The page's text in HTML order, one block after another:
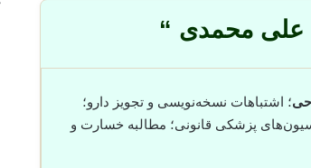
علی محمدی “
؛ اشتباهات نسخه‌نویسی و تجویز دارو؛
پزشکی قانونی؛ مطالبه خسارت و